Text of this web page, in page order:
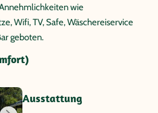
wie
Wifi, TV, Safe, Wäschereiservice
geboten.
Ausstattung